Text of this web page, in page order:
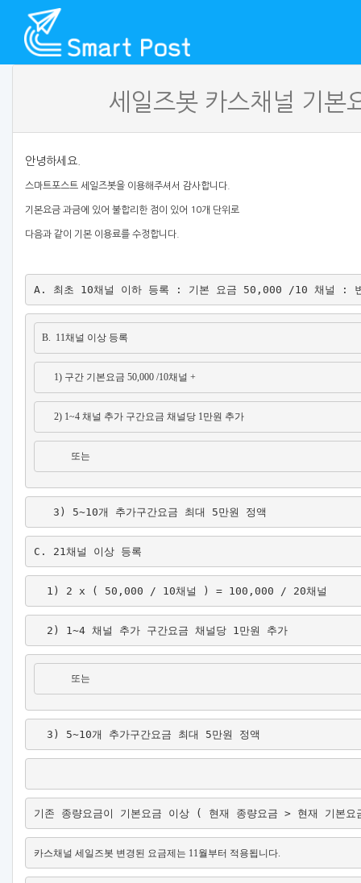
세일즈봇 카스채널 기본
안녕하세요.
스마트포스트 세일즈봇을 이용해주셔서 감사합니다.
기본요금 과금에 있어 불합리한 점이 있어 10개 단위로
다음과 같이 기본 이용료를 수정합니다.
A. 최초 10채널 이하 등록 : 기본 요금 50,000 /10 채널 :
B.  11채널 이상 등록
     1) 구간 기본요금 50,000 /10채널 +
     2) 1~4 채널 추가 구간요금 채널당 1만원 추가
            또는
   3) 5~10개 추가구간요금 최대 5만원 정액
C. 21채널 이상 등록
  1) 2 x ( 50,000 / 10채널 ) = 100,000 / 20채널
  2) 1~4 채널 추가 구간요금 채널당 1만원 추가
            또는
  3) 5~10개 추가구간요금 최대 5만원 정액
기존 종량요금이 기본요금 이상 ( 현재 종량요금 > 현재 기본
카스채널 세일즈봇 변경된 요금제는 11월부터 적용됩니다.